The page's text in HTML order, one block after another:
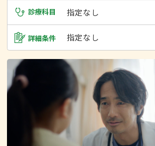
診療科目 指定なし
詳細条件 指定なし